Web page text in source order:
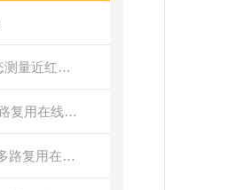
uniSPEC2.2价态测量近红外光谱仪
Kusta 4004M多路复用在线近红外光谱成像
KUSTA1.9MPL多路复用在线近红外光谱仪